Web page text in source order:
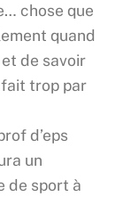
chose que
quand
de savoir
fait trop par
d’eps
un
de sport à